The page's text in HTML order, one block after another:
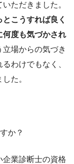
ただきました。
こうすれば良く
何度も気づかされ
立場からの気づき
わけでもなく、
た。
か？
企業診断士の資格